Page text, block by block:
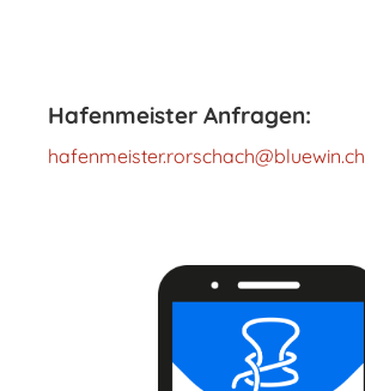
Hafenmeister Anfragen:
hafenmeister.rorschach@bluewin.ch